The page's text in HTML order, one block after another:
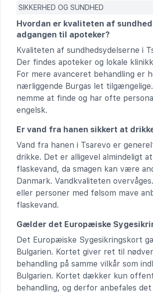
SIKKERHED OG SUNDHED
Hvordan er kvaliteten af
adgangen til apoteker?
Kvaliteten af sundhedsydelserne i
Der findes apoteker og lokale
For mere avanceret behandling er
nærliggende Burgas let
nemme at finde og har ofte
engelsk.
Er vand fra hanen sikkert at
Vand fra hanen i Tsarevo er
drikke. Det er alligevel almindeligt
flaskevand, da smagen kan være
Danmark. Vandkvaliteten
eller personer med følsom mave
flaskevand.
Gælder det Europæiske
Det Europæiske Sygesikringskort
Bulgarien. Kortet giver ret til
behandling på samme vilkår som
Bulgarien. Kortet dækker kun
behandling, og derfor anbefales